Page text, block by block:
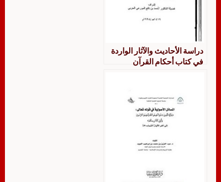
دراسة الأحاديث والآثار الواردة
في كتاب أحكام القرآن
إلى أول قوله في سورة يوسف {
وشروه بثمن بخس..}